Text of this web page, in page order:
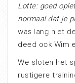
Lotte: goed
normaal dat je
was lang niet
deed ook Wim
We sloten het
rustigere